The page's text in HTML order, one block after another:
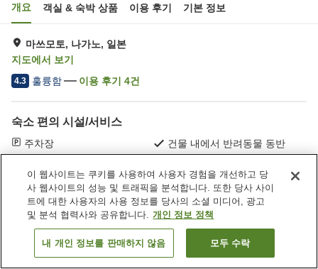
개요 객실 & 숙박 상품 이용 후기 기본 정보
마쓰모토, 나가노, 일본
지도에서 보기
4.3 훌륭함 이용 후기 4건
숙소 편의 시설/서비스
주차장
건물 내에서 반려동물 동반
가능
일본 나가노 마쓰모토 히다마리 (반려동물 친화형)
객실 보기
이 웹사이트는 쿠키를 사용하여 사용자 경험을 개선하고 당
사 웹사이트의 성능 및 트래픽을 분석합니다. 또한 당사 사이
트에 대한 사용자의 사용 정보를 당사의 소셜 미디어, 광고
및 분석 협력사와 공유합니다. 개인 정보 정책
내 개인 정보를 판매하지 않음 모두 수락